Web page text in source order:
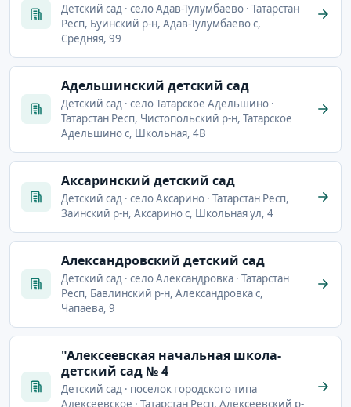
Детский сад · село Адав-Тулумбаево · Татарстан
Респ, Буинский р-н, Адав-Тулумбаево с,
Средняя, 99
Адельшинский детский сад
Детский сад · село Татарское Адельшино ·
Татарстан Респ, Чистопольский р-н, Татарское
Адельшино с, Школьная, 4В
Аксаринский детский сад
Детский сад · село Аксарино · Татарстан Респ,
Заинский р-н, Аксарино с, Школьная ул, 4
Александровский детский сад
Детский сад · село Александровка · Татарстан
Респ, Бавлинский р-н, Александровка с,
Чапаева, 9
"Алексеевская начальная школа-
детский сад № 4
Детский сад · поселок городского типа
Алексеевское · Татарстан Респ, Алексеевский р-